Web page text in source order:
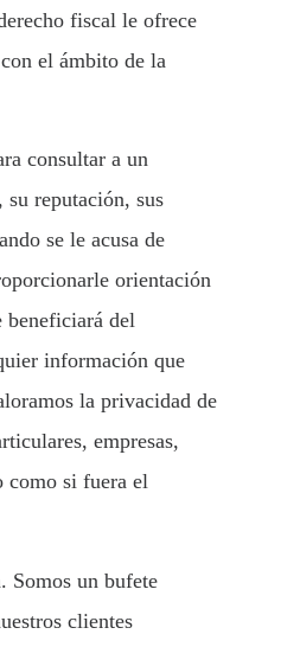
fiscal le ofrece
el ámbito de la
consultar a un
reputación, sus
se le acusa de
orientación
beneficiará del
información que
la privacidad de
empresas,
como si fuera el
Somos un bufete
clientes